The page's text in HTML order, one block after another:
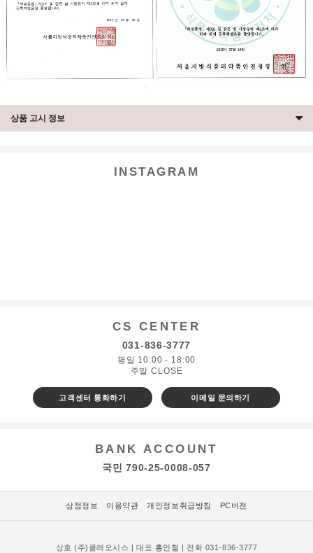
상품 고시 정보
INSTAGRAM
CS CENTER
031-836-3777
평일 10:00 - 18:00
주말 CLOSE
고객센터 통화하기 이메일 문의하기
BANK ACCOUNT
국민 790-25-0008-057
상점정보 이용약관 개인정보취급방침 PC버전
상호 (주)클레오시스 | 대표 홍인철 | 전화 031-836-3777